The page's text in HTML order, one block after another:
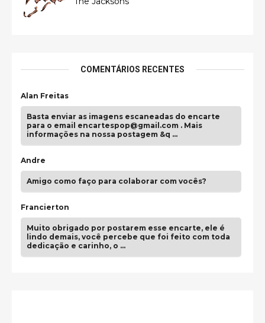
COMENTÁRIOS RECENTES
Alan Freitas
Basta enviar as imagens escaneadas do encarte
para o email encartespop@gmail.com . Mais
informações na nossa postagem &q …
Andre
Amigo como faço para colaborar com vocês?
Francierton
Muito obrigado por postarem esse encarte, ele é
lindo demais, você percebe que foi feito com toda
dedicação e carinho, o …